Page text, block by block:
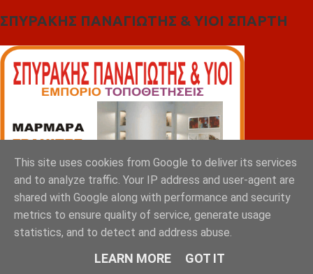
ΣΠΥΡΑΚΗΣ ΠΑΝΑΓΙΩΤΗΣ & YIOI ΣΠΑΡΤΗ
This site uses cookies from Google to deliver its services
and to analyze traffic. Your IP address and user-agent are
shared with Google along with performance and security
metrics to ensure quality of service, generate usage
statistics, and to detect and address abuse.
LEARN MORE GOT IT